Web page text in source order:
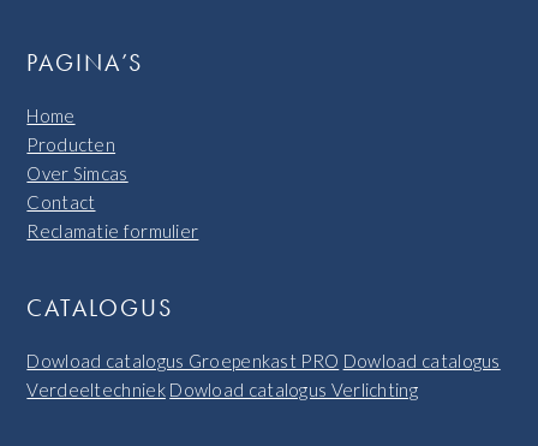
PAGINA’S
Home
Producten
Over Simcas
Contact
Reclamatie formulier
CATALOGUS
Dowload catalogus Groepenkast PRO Dowload catalogus
Verdeeltechniek Dowload catalogus Verlichting